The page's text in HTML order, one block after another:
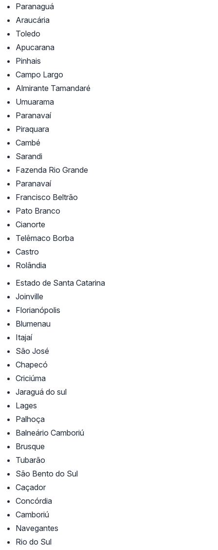
Paranaguá
Araucária
Toledo
Apucarana
Pinhais
Campo Largo
Almirante Tamandaré
Umuarama
Paranavaí
Piraquara
Cambé
Sarandi
Fazenda Rio Grande
Paranavaí
Francisco Beltrão
Pato Branco
Cianorte
Telêmaco Borba
Castro
Rolândia
Estado de Santa Catarina
Joinville
Florianópolis
Blumenau
Itajaí
São José
Chapecó
Criciúma
Jaraguá do sul
Lages
Palhoça
Balneário Camboriú
Brusque
Tubarão
São Bento do Sul
Caçador
Concórdia
Camboriú
Navegantes
Rio do Sul